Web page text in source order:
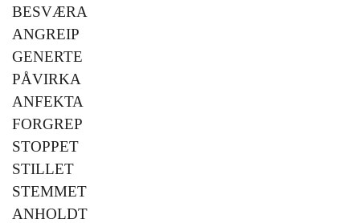
BESVÆRA
ANGREIP
GENERTE
PÅVIRKA
ANFEKTA
FORGREP
STOPPET
STILLET
STEMMET
ANHOLDT